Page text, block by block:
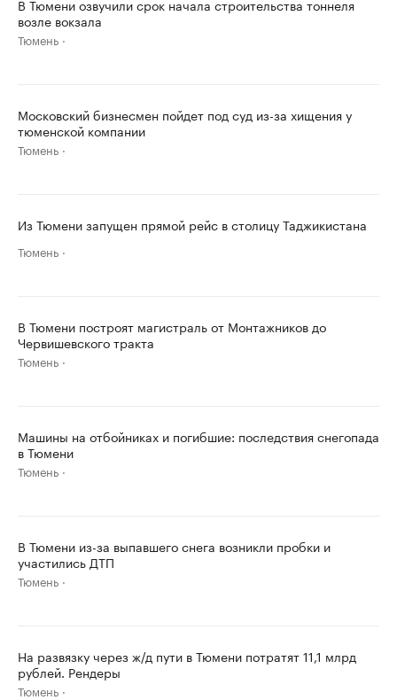
В Тюмени озвучили срок начала строительства тоннеля
возле вокзала
Тюмень
Московский бизнесмен пойдет под суд из-за хищения у
тюменской компании
Тюмень
Из Тюмени запущен прямой рейс в столицу Таджикистана
Тюмень
В Тюмени построят магистраль от Монтажников до
Червишевского тракта
Тюмень
Машины на отбойниках и погибшие: последствия снегопада
в Тюмени
Тюмень
В Тюмени из-за выпавшего снега возникли пробки и
участились ДТП
Тюмень
На развязку через ж/д пути в Тюмени потратят 11,1 млрд
рублей. Рендеры
Тюмень